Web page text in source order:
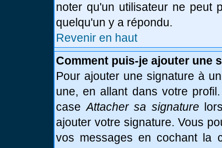
noter qu'un utilisateur ne peut
quelqu'un y a répondu.
Revenir en haut
Comment puis-je ajouter une
Pour ajouter une signature à
une, en allant dans votre
caseAttacher sa signature
ajouter votre signature. Vous
vos messages en cochant la